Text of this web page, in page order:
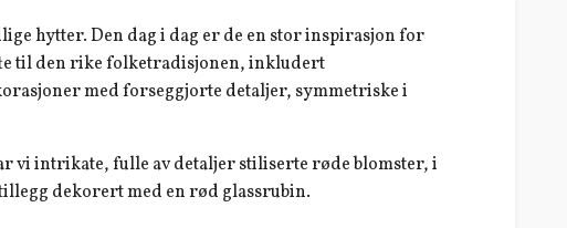
hytter. Den dag i dag er de en stor inspirasjon for
til den rike folketradisjonen, inkludert
med forseggjorte detaljer, symmetriske i
vi intrikate, fulle av detaljer stiliserte røde blomster, i
dekorert med en rød glassrubin.